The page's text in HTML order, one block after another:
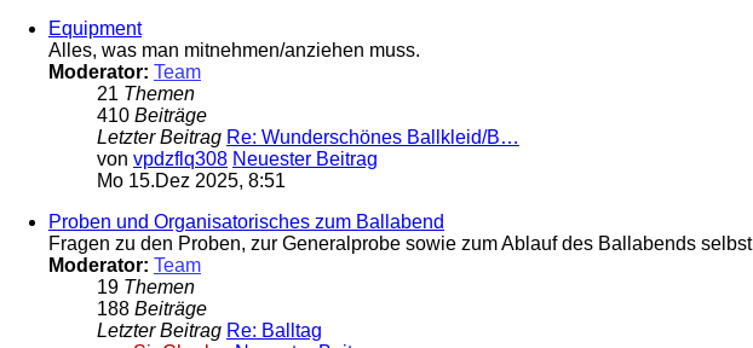
Equipment
Alles, was man mitnehmen/anziehen muss.
Moderator: Team
21 Themen
410 Beiträge
Letzter Beitrag Re: Wunderschönes Ballkleid/B…
von vpdzflq308 Neuester Beitrag
Mo 15.Dez 2025, 8:51
Proben und Organisatorisches zum Ballabend
Fragen zu den Proben, zur Generalprobe sowie zum Ablauf des Ballabends selbst
Moderator: Team
19 Themen
188 Beiträge
Letzter Beitrag Re: Balltag